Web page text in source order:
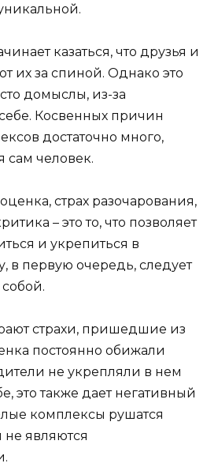
казаться, что друзья и
их за спиной. Однако это
домыслы, из-за
Косвенных причин
достаточно много,
сам человек.
страх разочарования,
– это то, что позволяет
и укрепиться в
в первую очередь, следует
страхи, пришедшие из
постоянно обижали
не укрепляли в нем
это также дает негативный
комплексы рушатся
являются